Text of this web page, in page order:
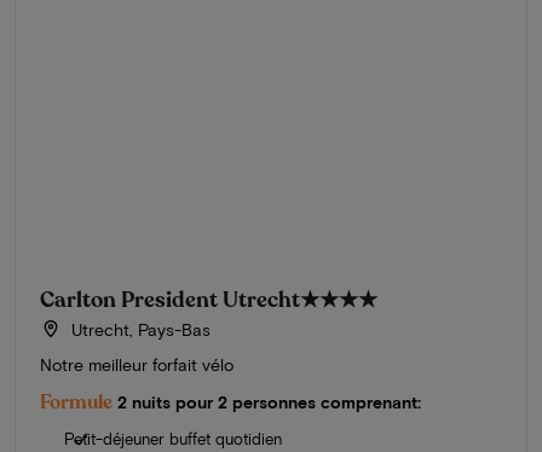
Carlton President Utrecht★★★★
Utrecht, Pays-Bas
Notre meilleur forfait vélo
Formule 2 nuits pour 2 personnes comprenant:
Petit-déjeuner buffet quotidien